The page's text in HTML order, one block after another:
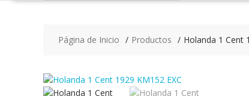
Página de Inicio Productos Holanda 1 Cent